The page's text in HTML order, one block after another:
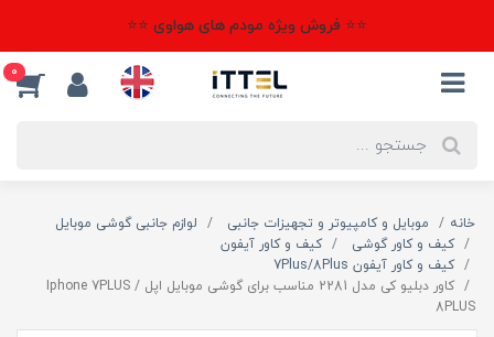
⭐⭐ فروش ویژه مودم های هواوی ⭐⭐
0
خانه موبایل و کامپیوتر و تجهیزات جانبی
لوازم جانبی گوشی موبایل
کیف و کاور گوشی
کیف و کاور آیفون
کیف و کاور آیفون 7Plus/8Plus
کاور دبلیو کی مدل 2281 مناسب برای گوشی موبایل اپل Iphone 7PLUS /
8PLUS